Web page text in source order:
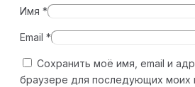
Имя *
Email *
Сохранить моё имя, email и
браузере для последующих моих